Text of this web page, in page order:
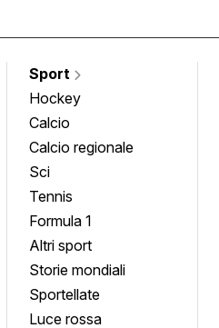
Sport
Hockey
Calcio
Calcio regionale
Sci
Tennis
Formula 1
Altri sport
Storie mondiali
Sportellate
Luce rossa